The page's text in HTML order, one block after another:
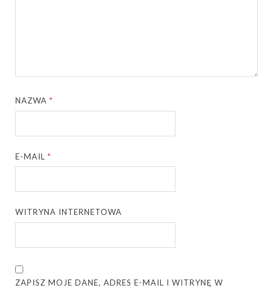
NAZWA*
E-MAIL*
WITRYNA INTERNETOWA
ZAPISZ MOJE DANE, ADRES E-MAIL I WITRYNĘ W